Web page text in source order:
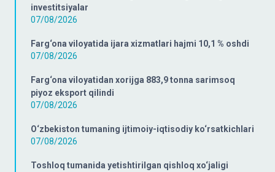
investitsiyalar
07/08/2026
Farg‘ona viloyatida ijara xizmatlari hajmi 10,1 % oshdi
07/08/2026
Farg‘ona viloyatidan xorijga 883,9 tonna sarimsoq
piyoz eksport qilindi
07/08/2026
O‘zbekiston tumaning ijtimoiy-iqtisodiy ko‘rsatkichlari
07/08/2026
Toshloq tumanida yetishtirilgan qishloq xo‘jaligi